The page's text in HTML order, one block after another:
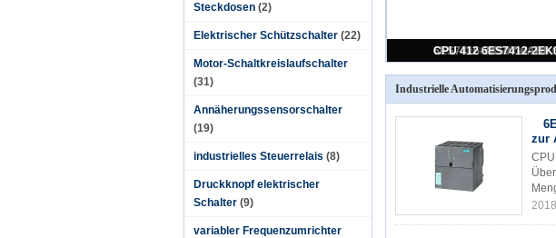
Steckdosen (2)
Elektrischer Schützschalter (22)
Motor-Schaltkreislaufschalter
(31)
Annäherungssensorschalter
(19)
industrielles Steuerrelais (8)
Druckknopf elektrischer
Schalter (9)
variabler Frequenzumrichter
Industrielle
zur